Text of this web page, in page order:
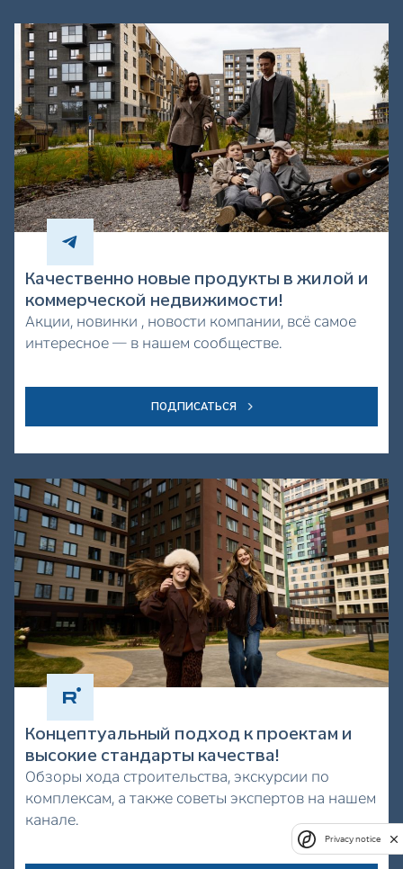
Качественно новые продукты в жилой и
коммерческой недвижимости!
Акции, новинки , новости компании, всё самое
интересное — в нашем сообществе.
ПОДПИСАТЬСЯ
Концептуальный подход к проектам и
высокие стандарты качества!
Обзоры хода строительства, экскурсии по
комплексам, а также советы экспертов на нашем
канале.
Privacy notice